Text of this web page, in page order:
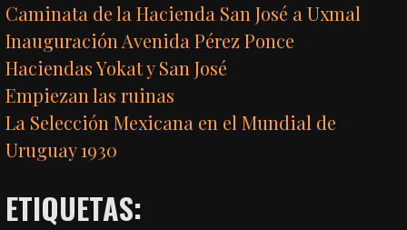
Caminata de la Hacienda San José a Uxmal
Inauguración Avenida Pérez Ponce
Haciendas Yokat y San José
Empiezan las ruinas
La Selección Mexicana en el Mundial de
Uruguay 1930
ETIQUETAS: